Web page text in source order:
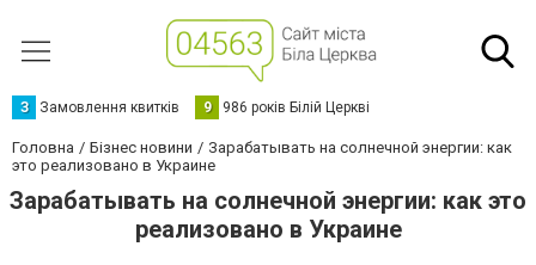
З Замовлення квитків 9 986 років Білій Церкві
Головна Бізнес новини
Зарабатывать на солнечной энергии: как
это реализовано в Украине
Зарабатывать на солнечной энергии: как это
реализовано в Украине